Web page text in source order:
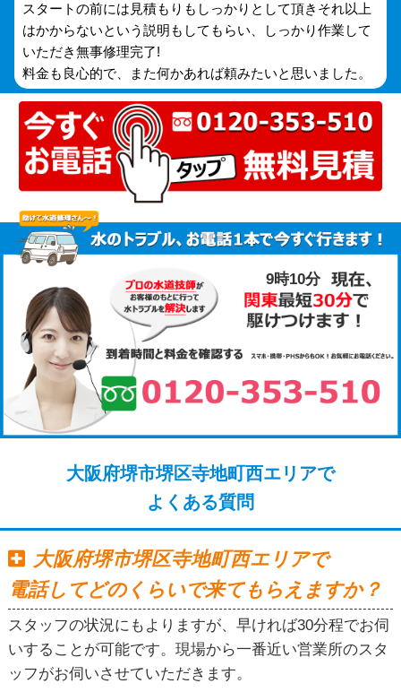
スタートの前には見積もりもしっかりとして頂きそれ以上
はかからないという説明もしてもらい、しっかり作業して
いただき無事修理完了!
料金も良心的で、また何かあれば頼みたいと思いました。
9時10分
大阪府堺市堺区寺地町西エリアで
よくある質問
大阪府堺市堺区寺地町西エリアで
電話してどのくらいで来てもらえますか？
スタッフの状況にもよりますが、早ければ30分程でお伺
いすることが可能です。現場から一番近い営業所のスタ
ッフがお伺いさせていただきます。